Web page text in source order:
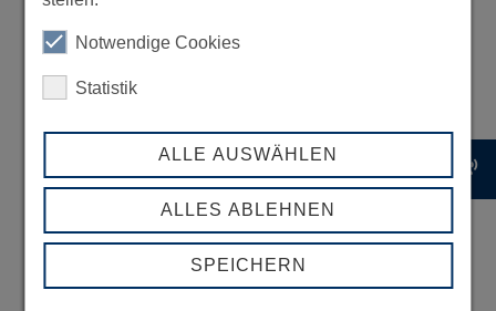
record_voice_over
Notwendige Cookies
Statistik
ALLE AUSWÄHLEN
ALLES ABLEHNEN
SPEICHERN